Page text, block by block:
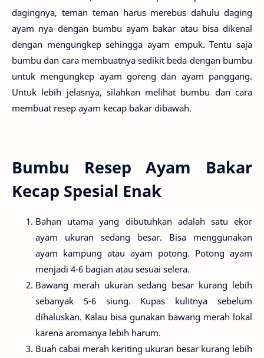
dagingnya, teman teman harus merebus dahulu daging
ayam nya dengan bumbu ayam bakar atau bisa dikenal
dengan mengungkep sehingga ayam empuk. Tentu saja
bumbu dan cara membuatnya sedikit beda dengan bumbu
untuk mengungkep ayam goreng dan ayam panggang.
Untuk lebih jelasnya, silahkan melihat bumbu dan cara
membuat resep ayam kecap bakar dibawah.
Bumbu Resep Ayam Bakar
Kecap Spesial Enak
Bahan utama yang dibutuhkan adalah satu ekor
ayam ukuran sedang besar. Bisa menggunakan
ayam kampung atau ayam potong. Potong ayam
menjadi 4-6 bagian atau sesuai selera.
Bawang merah ukuran sedang besar kurang lebih
sebanyak 5-6 siung. Kupas kulitnya sebelum
dihaluskan. Kalau bisa gunakan bawang merah lokal
karena aromanya lebih harum.
Buah cabai merah keriting ukuran besar kurang lebih